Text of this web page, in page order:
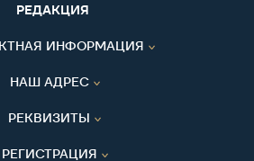
РЕДАКЦИЯ
ИНФОРМАЦИЯ
НАШ АДРЕС
РЕКВИЗИТЫ
РЕГИСТРАЦИЯ